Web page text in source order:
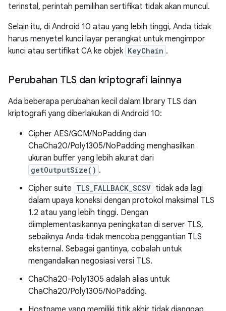
terinstal, perintah pemilihan sertifikat tidak akan muncul.
Selain itu, di Android 10 atau yang lebih tinggi, Anda tidak
harus menyetel kunci layar perangkat untuk mengimpor
kunci atau sertifikat CA ke objek KeyChain .
Perubahan TLS dan kriptografi lainnya
Ada beberapa perubahan kecil dalam library TLS dan
kriptografi yang diberlakukan di Android 10:
Cipher AES/GCM/NoPadding dan
ChaCha20/Poly1305/NoPadding menghasilkan
ukuran buffer yang lebih akurat dari
getOutputSize() .
Cipher suite TLS_FALLBACK_SCSV tidak ada lagi
dalam upaya koneksi dengan protokol maksimal TLS
1.2 atau yang lebih tinggi. Dengan
diimplementasikannya peningkatan di server TLS,
sebaiknya Anda tidak mencoba penggantian TLS
eksternal. Sebagai gantinya, cobalah untuk
mengandalkan negosiasi versi TLS.
ChaCha20-Poly1305 adalah alias untuk
ChaCha20/Poly1305/NoPadding.